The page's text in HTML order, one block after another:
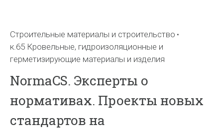
Строительные материалы и строительство
к.65 Кровельные, гидроизоляционные и
герметизирующие материалы и изделия
NormaCS. Эксперты о
нормативах. Проекты новых
стандартов на